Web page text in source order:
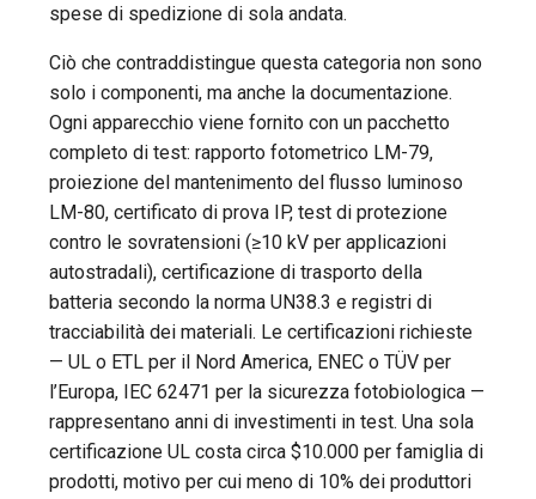
spese di spedizione di sola andata.
Ciò che contraddistingue questa categoria non sono
solo i componenti, ma anche la documentazione.
Ogni apparecchio viene fornito con un pacchetto
completo di test: rapporto fotometrico LM-79,
proiezione del mantenimento del flusso luminoso
LM-80, certificato di prova IP, test di protezione
contro le sovratensioni (≥10 kV per applicazioni
autostradali), certificazione di trasporto della
batteria secondo la norma UN38.3 e registri di
tracciabilità dei materiali. Le certificazioni richieste
— UL o ETL per il Nord America, ENEC o TÜV per
l’Europa, IEC 62471 per la sicurezza fotobiologica —
rappresentano anni di investimenti in test. Una sola
certificazione UL costa circa $10.000 per famiglia di
prodotti, motivo per cui meno di 10% dei produttori